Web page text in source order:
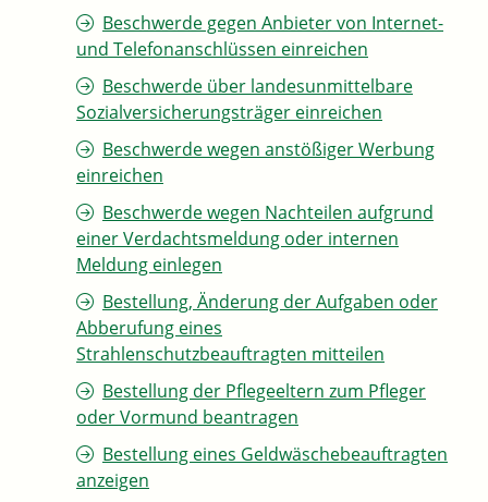
Beschwerde gegen Anbieter von Internet-
und Telefonanschlüssen einreichen
Beschwerde über landesunmittelbare
Sozialversicherungsträger einreichen
Beschwerde wegen anstößiger Werbung
einreichen
Beschwerde wegen Nachteilen aufgrund
einer Verdachtsmeldung oder internen
Meldung einlegen
Bestellung, Änderung der Aufgaben oder
Abberufung eines
Strahlenschutzbeauftragten mitteilen
Bestellung der Pflegeeltern zum Pfleger
oder Vormund beantragen
Bestellung eines Geldwäschebeauftragten
anzeigen